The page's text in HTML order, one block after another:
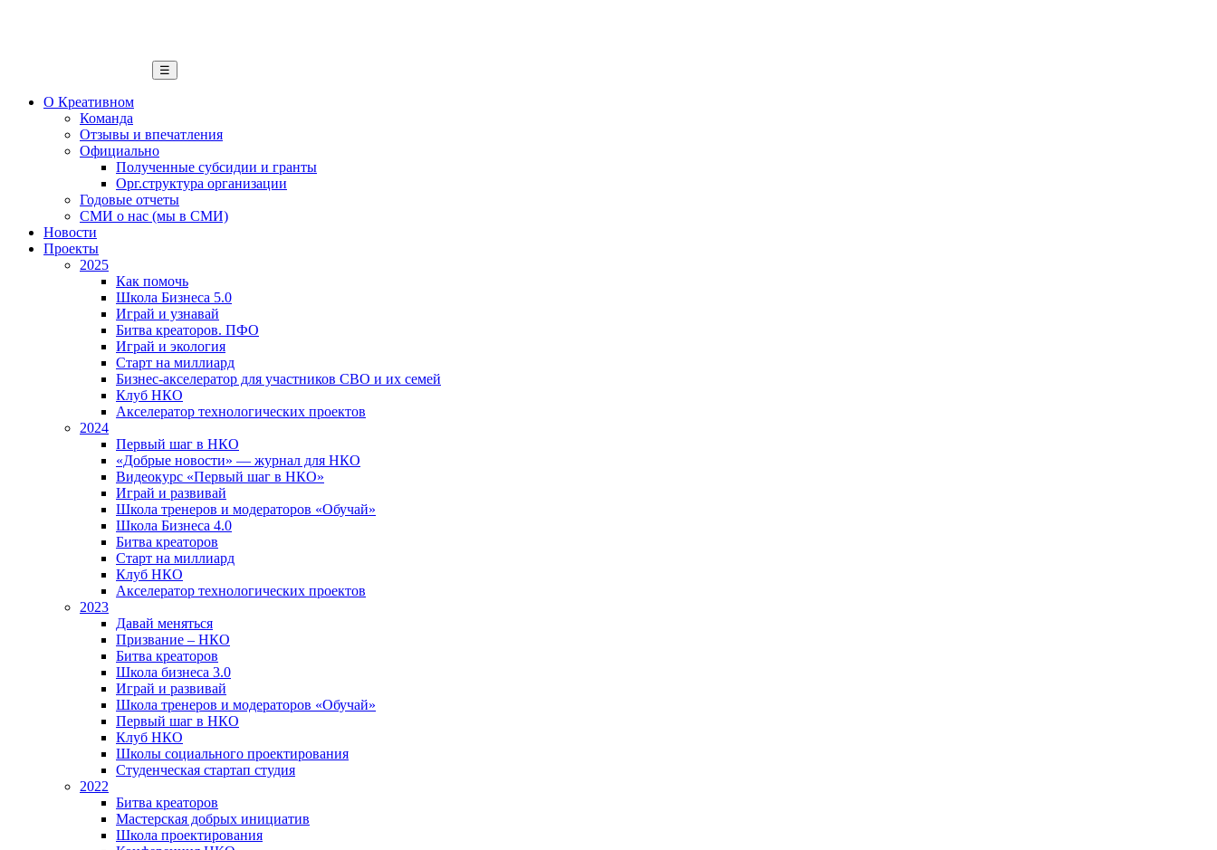
☰
О Креативном
Команда
Отзывы и впечатления
Официально
Полученные субсидии и гранты
Орг.структура организации
Годовые отчеты
СМИ о нас (мы в СМИ)
Новости
Проекты
2025
Как помочь
Школа Бизнеса 5.0
Играй и узнавай
Битва креаторов. ПФО
Играй и экология
Старт на миллиард
Бизнес-акселератор для участников СВО и их семей
Клуб НКО
Акселератор технологических проектов
2024
Первый шаг в НКО
«Добрые новости» — журнал для НКО
Видеокурс «Первый шаг в НКО»
Играй и развивай
Школа тренеров и модераторов «Обучай»
Школа Бизнеса 4.0
Битва креаторов
Старт на миллиард
Клуб НКО
Акселератор технологических проектов
2023
Давай меняться
Призвание – НКО
Битва креаторов
Школа бизнеса 3.0
Играй и развивай
Школа тренеров и модераторов «Обучай»
Первый шаг в НКО
Клуб НКО
Школы социального проектирования
Студенческая стартап студия
2022
Битва креаторов
Мастерская добрых инициатив
Школа проектирования